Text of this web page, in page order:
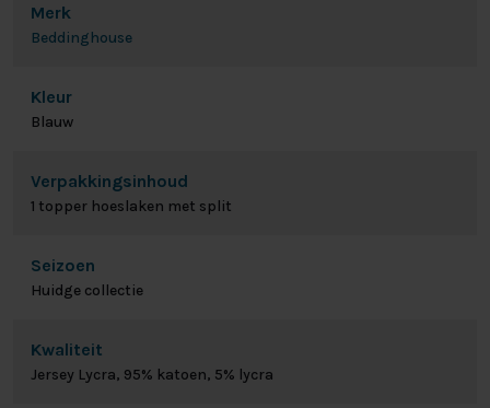
Merk
Beddinghouse
Kleur
Blauw
Verpakkingsinhoud
1 topper hoeslaken met split
Seizoen
Huidge collectie
Kwaliteit
Jersey Lycra, 95% katoen, 5% lycra